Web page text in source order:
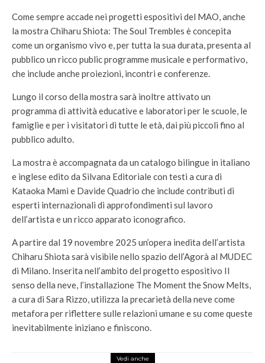
Come sempre accade nei progetti espositivi del MAO, anche
la mostra Chiharu Shiota: The Soul Trembles è concepita
come un organismo vivo e, per tutta la sua durata, presenta al
pubblico un ricco public programme musicale e performativo,
che include anche proiezioni, incontri e conferenze.
Lungo il corso della mostra sarà inoltre attivato un
programma di attività educative e laboratori per le scuole, le
famiglie e per i visitatori di tutte le età, dai più piccoli fino al
pubblico adulto.
La mostra è accompagnata da un catalogo bilingue in italiano
e inglese edito da Silvana Editoriale con testi a cura di
Kataoka Mami e Davide Quadrio che include contributi di
esperti internazionali di approfondimenti sul lavoro
dell’artista e un ricco apparato iconografico.
A partire dal 19 novembre 2025 un’opera inedita dell’artista
Chiharu Shiota sarà visibile nello spazio dell’Agorà al MUDEC
di Milano. Inserita nell’ambito del progetto espositivo Il
senso della neve, l’installazione The Moment the Snow Melts,
a cura di Sara Rizzo, utilizza la precarietà della neve come
metafora per riflettere sulle relazioni umane e su come queste
inevitabilmente iniziano e finiscono.
Vedi anche